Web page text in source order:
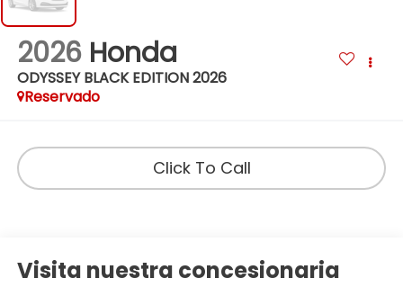
2026 Honda
ODYSSEY BLACK EDITION 2026
Reservado
Click To Call
Visita nuestra concesionaria